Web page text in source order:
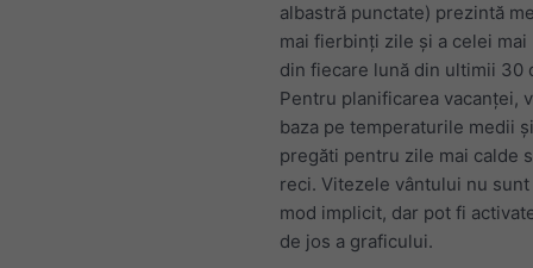
albastră punctate) prezintă
mai fierbinți zile și a celei
din fiecare lună din ultimii 30
Pentru planificarea vacanței,
baza pe temperaturile medii
pregăti pentru zile mai calde
reci. Vitezele vântului nu
mod implicit, dar pot fi
de jos a graficului.